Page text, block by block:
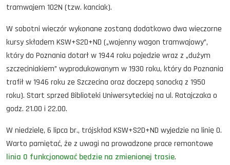
tramwajem 102N (tzw. kanciak).
W sobotni wieczór wykonane zostaną dodatkowo dwa wieczorne
kursy składem KSW+S2D+ND („wojenny wagon tramwajowy”,
który do Poznania dotarł w 1944 roku pojedzie wraz z „dużym
szczeciniakiem” wyprodukowanym w 1930 roku, który do Poznania
trafił w 1946 roku ze Szczecina oraz doczepą sanocką z 1950
roku). Start sprzed Biblioteki Uniwersyteckiej na ul. Ratajczaka o
godz. 21.00 i 22.00.
W niedzielę, 6 lipca br., trójskład KSW+S2D+ND wyjedzie na linię 0.
Warto pamiętać, że z uwagi na prowadzone prace remontowe
linia 0 funkcjonować będzie na zmienionej trasie.